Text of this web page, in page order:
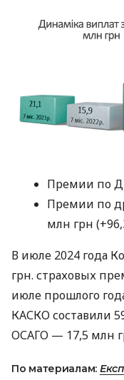
Премии по
Премии по
млн грн
В июле 2024 года
грн. страховых
июле прошлого
КАСКО составили
ОСАГО — 17,5 млн
По материалам: